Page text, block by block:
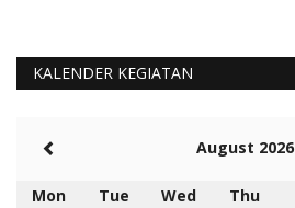
KALENDER KEGIATAN
August 2026
Mon Tue Wed Thu